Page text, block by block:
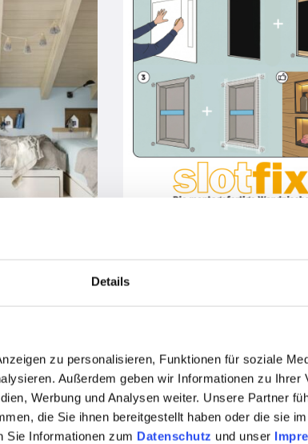
Details
zu personalisieren, Funktionen für soziale
Außerdem geben wir Informationen zu Ihrer
Werbung und Analysen weiter. Unsere Partner
die Sie ihnen bereitgestellt haben oder die sie
Sie Informationen zum Datenschutz und unser
NEU: 1:1 Showroom Live Online-